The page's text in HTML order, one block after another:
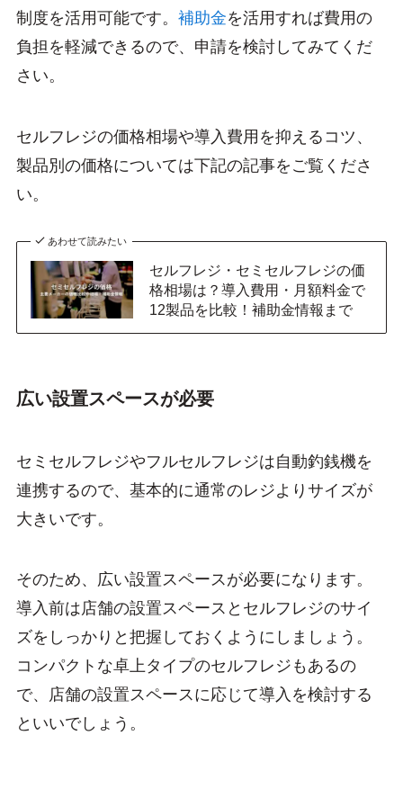
制度を活用可能です。 補助金を活用すれば費用の
負担を軽減できるので、申請を検討してみてくだ
さい。
セルフレジの価格相場や導入費用を抑えるコツ、
製品別の価格については下記の記事をご覧くださ
い。
あわせて読みたい
セルフレジ・セミセルフレジの価
格相場は？導入費用・月額料金で
12製品を比較！補助金情報まで
広い設置スペースが必要
セミセルフレジやフルセルフレジは自動釣銭機を
連携するので、基本的に通常のレジよりサイズが
大きいです。
そのため、広い設置スペースが必要になります。
導入前は店舗の設置スペースとセルフレジのサイ
ズをしっかりと把握しておくようにしましょう。
コンパクトな卓上タイプのセルフレジもあるの
で、店舗の設置スペースに応じて導入を検討する
といいでしょう。